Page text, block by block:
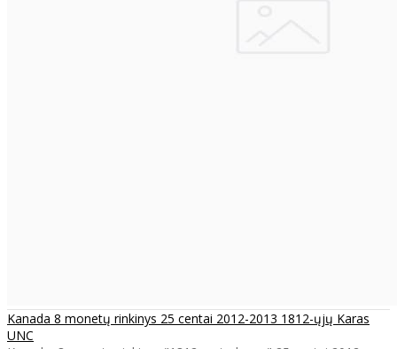
Kanada 8 monetų rinkinys 25 centai 2012-2013 1812-ųjų Karas
UNC